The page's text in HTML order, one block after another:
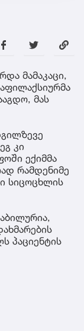
მამაკაცი,
მას
კი
ექიმმა
რამდენიმე
სიცოცხლის
პაციენტის